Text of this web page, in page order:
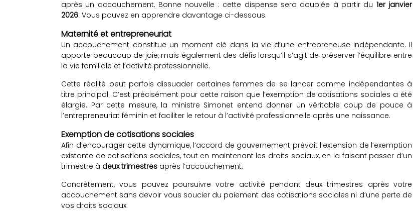
après un accouchement. Bonne nouvelle : cette dispense sera doublée à partir du 1er janvier
2026. Vous pouvez en apprendre davantage ci-dessous.
Maternité et entrepreneuriat
Un accouchement constitue un moment clé dans la vie d’une entrepreneuse indépendante. Il
apporte beaucoup de joie, mais également des défis lorsqu’il s’agit de préserver l’équilibre entre
la vie familiale et l’activité professionnelle.
Cette réalité peut parfois dissuader certaines femmes de se lancer comme indépendantes à
titre principal. C’est précisément pour cette raison que l’exemption de cotisations sociales a été
élargie. Par cette mesure, la ministre Simonet entend donner un véritable coup de pouce à
l’entrepreneuriat féminin et faciliter le retour à l’activité professionnelle après une naissance.
Exemption de cotisations sociales
Afin d’encourager cette dynamique, l’accord de gouvernement prévoit l’extension de l’exemption
existante de cotisations sociales, tout en maintenant les droits sociaux, en la faisant passer d’un
trimestre à deux trimestres après l’accouchement.
Concrètement, vous pouvez poursuivre votre activité pendant deux trimestres après votre
accouchement sans devoir vous soucier du paiement des cotisations sociales ni d’une perte de
vos droits sociaux.